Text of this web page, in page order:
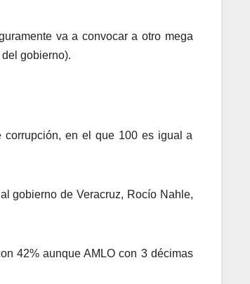
va a convocar a otro mega
gobierno).
en el que 100 es igual a
gobierno de Veracruz, Rocío Nahle,
42% aunque AMLO con 3 décimas